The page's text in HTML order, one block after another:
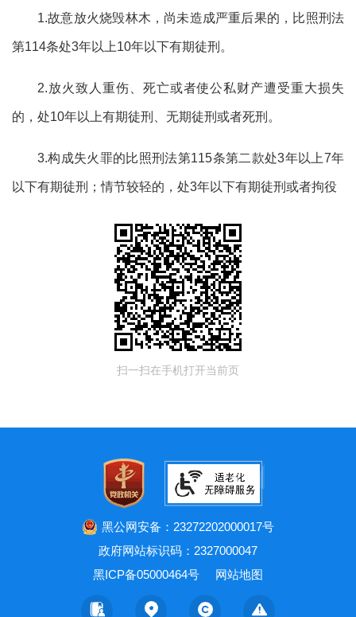
1.故意放火烧毁林木，尚未造成严重后果的，比照刑法
第114条处3年以上10年以下有期徒刑。
2.放火致人重伤、死亡或者使公私财产遭受重大损失
的，处10年以上有期徒刑、无期徒刑或者死刑。
3.构成失火罪的比照刑法第115条第二款处3年以上7年
以下有期徒刑；情节较轻的，处3年以下有期徒刑或者拘役
扫一扫在手机打开当前页
黑公网安备：23272202000017号
政府网站标识码：2327000047
黑ICP备05000464号
网站地图